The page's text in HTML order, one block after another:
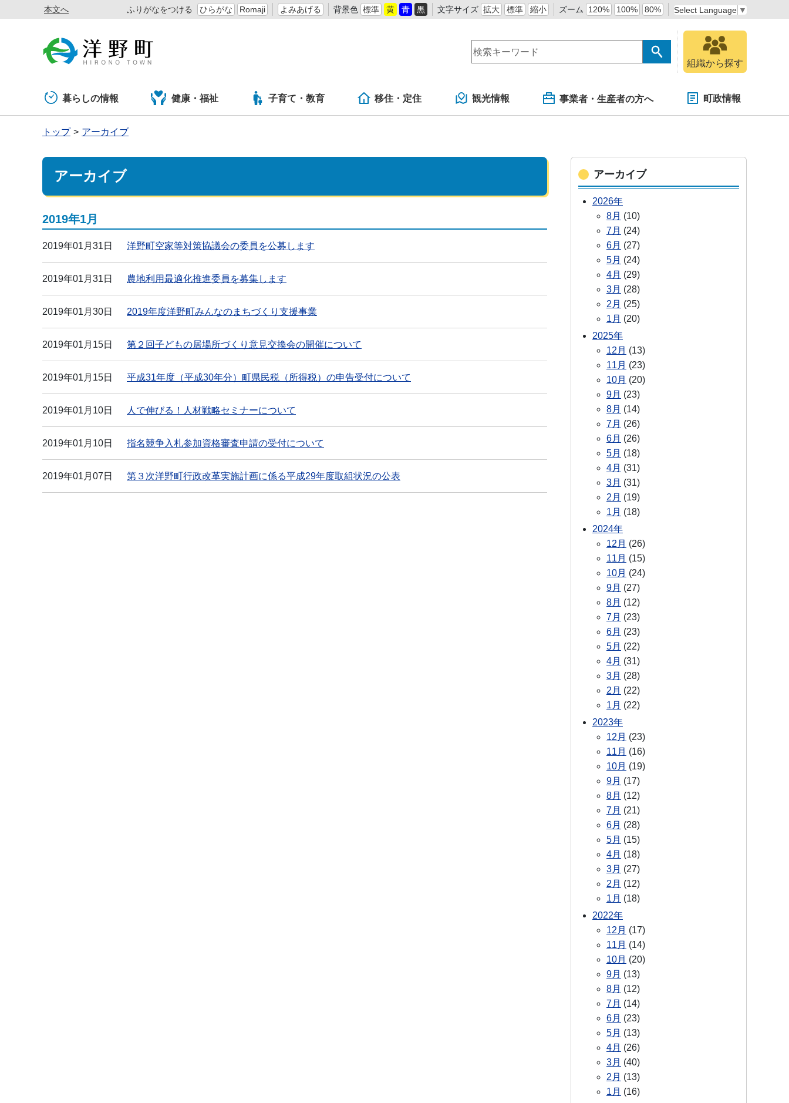
本文へ ふりがなをつける ひらがな Romaji よみあげる 背景色 標準 黄 青 黒 文字サイズ 拡大 標準 縮小 ズーム 120% 100% 80% Select Language ▼
組織から探す
暮らしの情報 健康・福祉 子育て・教育 移住・定住 観光情報 事業者・生産者の方へ 町政情報
トップ アーカイブ
アーカイブ
2019年1月
2019年01月31日 洋野町空家等対策協議会の委員を公募します
2019年01月31日 農地利用最適化推進委員を募集します
2019年01月30日 2019年度洋野町みんなのまちづくり支援事業
2019年01月15日 第２回子どもの居場所づくり意見交換会の開催について
2019年01月15日 平成31年度（平成30年分）町県民税（所得税）の申告受付について
2019年01月10日 人で伸びる！人材戦略セミナーについて
2019年01月10日 指名競争入札参加資格審査申請の受付について
2019年01月07日 第３次洋野町行政改革実施計画に係る平成29年度取組状況の公表
アーカイブ
2026年
8月 (10)
7月 (24)
6月 (27)
5月 (24)
4月 (29)
3月 (28)
2月 (25)
1月 (20)
2025年
12月 (13)
11月 (23)
10月 (20)
9月 (23)
8月 (14)
7月 (26)
6月 (26)
5月 (18)
4月 (31)
3月 (31)
2月 (19)
1月 (18)
2024年
12月 (26)
11月 (15)
10月 (24)
9月 (27)
8月 (12)
7月 (23)
6月 (23)
5月 (22)
4月 (31)
3月 (28)
2月 (22)
1月 (22)
2023年
12月 (23)
11月 (16)
10月 (19)
9月 (17)
8月 (12)
7月 (21)
6月 (28)
5月 (15)
4月 (18)
3月 (27)
2月 (12)
1月 (18)
2022年
12月 (17)
11月 (14)
10月 (20)
9月 (13)
8月 (12)
7月 (14)
6月 (23)
5月 (13)
4月 (26)
3月 (40)
2月 (13)
1月 (16)